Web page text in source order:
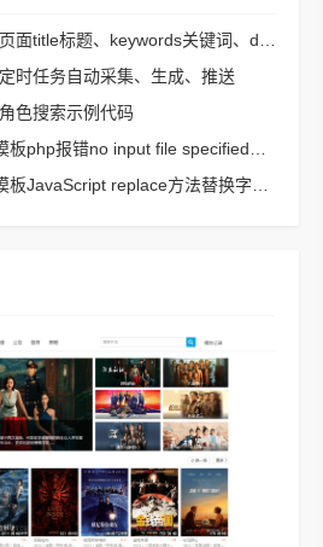
时任务自动采集、生成、推送
色搜索示例代码